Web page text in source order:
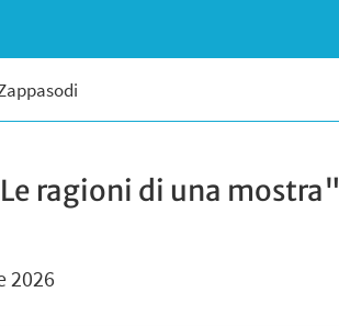
ragioni di una mostra"
2026